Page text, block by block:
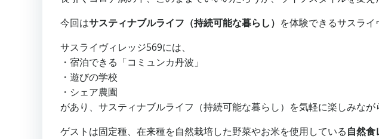
今回はサスティナブルライフ（持続可能な暮らし） を体験できるサスライ
サスライヴィレッジ569には、
・宿泊できる「コミュンカ丹波」
・遊びの学校
・シェア農園
があり、サスティナブルライフ（持続可能な暮らし）を気軽に楽しみなが
ゲストは固定種、在来種を自然栽培した野菜やお米を使用している自然食